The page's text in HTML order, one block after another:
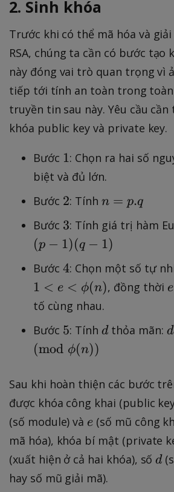
7
}
2. Sinh khóa
Trước khi có thể mã hóa và
RSA, chúng ta cần có bước tạo
này đóng vai trò quan trọng vì
tiếp tới tính an toàn trong
truyền tin sau này. Yêu cầu
khóa public key và private key.
Bước 1
1: Chọn ra hai số
biệt và đủ lớn.
Bước 2
2: Tính n
p
.
q
n = p.q
Bước 3
3: Tính giá trị hàm
(p − 1)(q − 1)
Bước 4
4: Chọn một số tự
1 < e < ϕ(n), đồng thời e
e
tố cùng nhau.
Bước 5
5: Tính d
dthỏa mãn: d
e
q
v
1
\
d
(mod ϕ(n))
Sau khi hoàn thiện các bước
được khóa công khai (public
(số module) và e
e (số mũ công
mã hóa), khóa bí mật (private
(xuất hiện ở cả hai khóa), sốd
d
hay số mũ giải mã).